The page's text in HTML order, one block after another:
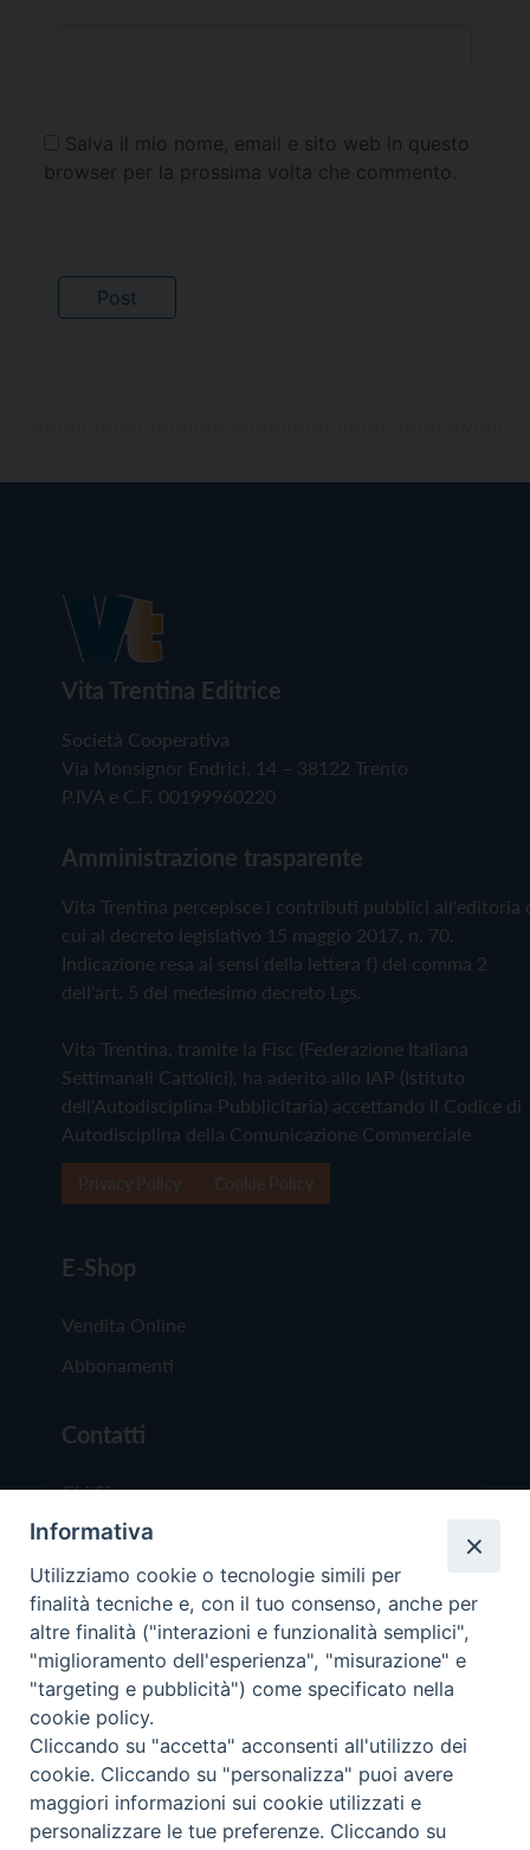
Salva il mio nome, email e sito web in questo
browser per la prossima volta che commento.
Vita Trentina Editrice
Società Cooperativa
Via Monsignor Endrici, 14 – 38122 Trento
P.IVA e C.F. 00199960220
Amministrazione trasparente
Vita Trentina percepisce i contributi pubblici all'editoria
cui al decreto legislativo 15 maggio 2017, n. 70.
Indicazione resa ai sensi della lettera f) del comma 2
dell'art. 5 del medesimo decreto Lgs.
Vita Trentina, tramite la Fisc (Federazione Italiana
Settimanali Cattolici), ha aderito allo IAP (Istituto
dell'Autodisciplina Pubblicitaria) accettando il Codice di
Autodisciplina della Comunicazione Commerciale
E-Shop
Vendita Online
Abbonamenti
Contatti
Chi Siamo
Redazione
Scrivici
Copyright © 2019 - Tutti i diritti riservati - Vita
Trentina Editrice
Privacy Policy
Informativa
Utilizziamo cookie o tecnologie simili per
finalità tecniche e, con il tuo consenso, anche per
altre finalità ("interazioni e funzionalità semplici",
"miglioramento dell'esperienza", "misurazione" e
"targeting e pubblicità") come specificato nella
cookie policy.
Cliccando su "accetta" acconsenti all'utilizzo dei
cookie. Cliccando su "personalizza" puoi avere
maggiori informazioni sui cookie utilizzati e
personalizzare le tue preferenze. Cliccando su